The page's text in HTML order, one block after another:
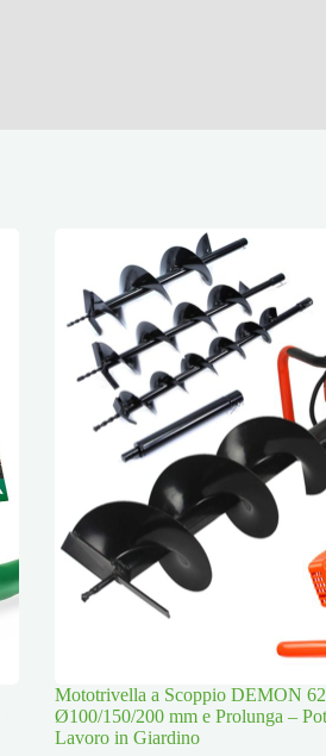
Mototrivella a Scoppio DEMON
Ø100/150/200 mm e Prolunga –
Lavoro in Giardino